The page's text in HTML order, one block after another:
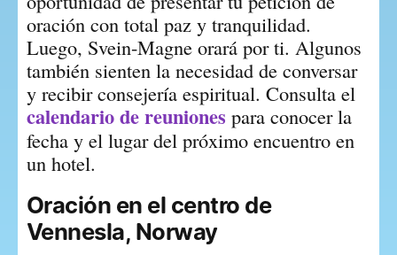
oración con total paz y tranquilidad.
Luego, Svein-Magne orará por ti. Algunos
también sienten la necesidad de conversar
calendario de reuniones para conocer la
fecha y el lugar del próximo encuentro en
un hotel.
Oración en el centro de
Vennesla, Norway